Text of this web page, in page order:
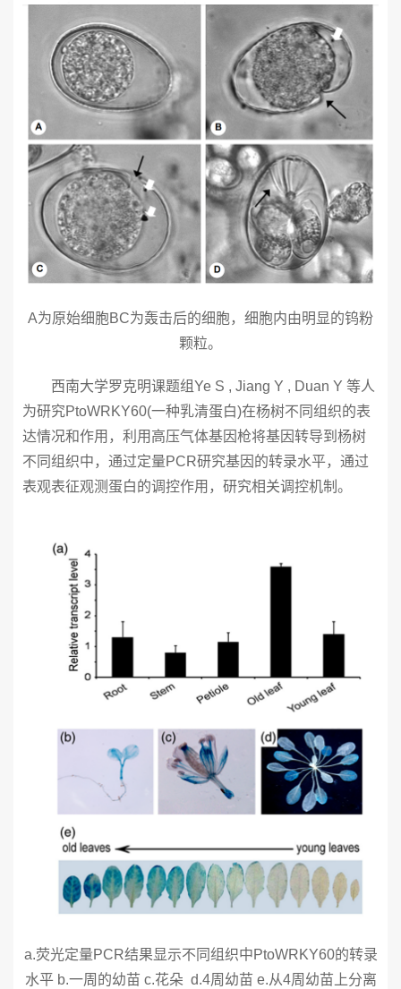
A为原始细胞BC为轰击后的细胞，细胞内由明显的钨粉
颗粒。
西南大学罗克明课题组Ye S , Jiang Y , Duan Y 等人
为研究PtoWRKY60(一种乳清蛋白)在杨树不同组织的表
达情况和作用，利用高压气体基因枪将基因转导到杨树
不同组织中，通过定量PCR研究基因的转录水平，通过
表观表征观测蛋白的调控作用，研究相关调控机制。
a.荧光定量PCR结果显示不同组织中PtoWRKY60的转录
水平 b.一周的幼苗 c.花朵 d.4周幼苗 e.从4周幼苗上分离